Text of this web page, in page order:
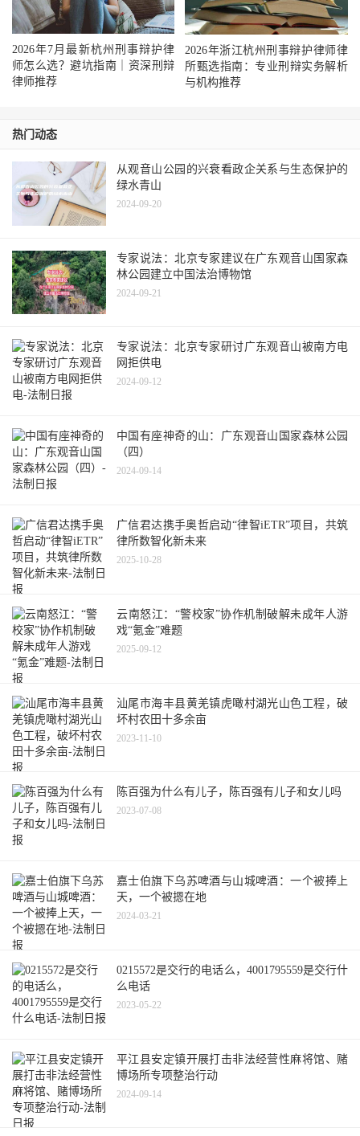
2026年7月最新杭州刑事辩护律
师怎么选？避坑指南｜资深刑辩
律师推荐
2026年浙江杭州刑事辩护律师律
所甄选指南：专业刑辩实务解析
与机构推荐
热门动态
从观音山公园的兴衰看政企关系与生态保护的
绿水青山
2024-09-20
专家说法：北京专家建议在广东观音山国家森
林公园建立中国法治博物馆
2024-09-21
专家说法：北京专家研讨广东观音山被南方电
网拒供电
2024-09-12
中国有座神奇的山：广东观音山国家森林公园
（四）
2024-09-14
广信君达携手奥哲启动“律智iETR”项目，共筑
律所数智化新未来
2025-10-28
云南怒江：“警校家”协作机制破解未成年人游
戏“氪金”难题
2025-09-12
汕尾市海丰县黄羌镇虎噉村湖光山色工程，破
坏村农田十多余亩
2023-11-10
陈百强为什么有儿子，陈百强有儿子和女儿吗
2023-07-08
嘉士伯旗下乌苏啤酒与山城啤酒：一个被捧上
天，一个被摁在地
2024-03-21
0215572是交行的电话么，4001795559是交行什
么电话
2023-05-22
平江县安定镇开展打击非法经营性麻将馆、赌
博场所专项整治行动
2024-09-14